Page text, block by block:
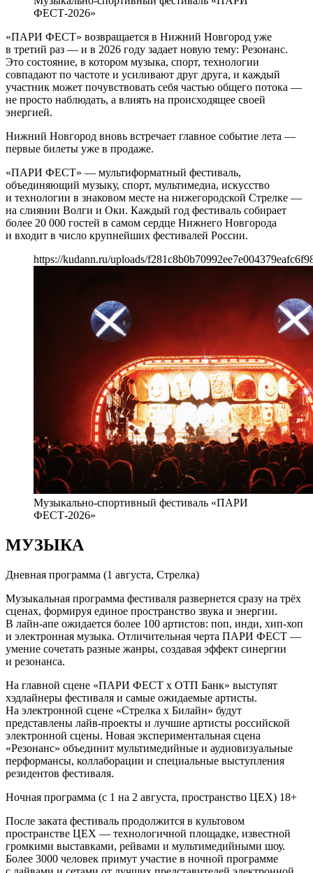
ФЕСТ-2026»
«ПАРИ ФЕСТ» возвращается в Нижний Новгород уже
в третий раз — и в 2026 году задает новую тему: Резонанс.
Это состояние, в котором музыка, спорт, технологии
совпадают по частоте и усиливают друг друга, и каждый
участник может почувствовать себя частью общего потока —
не просто наблюдать, а влиять на происходящее своей
энергией.
Нижний Новгород вновь встречает главное событие лета —
первые билеты уже в продаже.
«ПАРИ ФЕСТ» — мультиформатный фестиваль,
объединяющий музыку, спорт, мультимедиа, искусство
и технологии в знаковом месте на нижегородской Стрелке —
на слиянии Волги и Оки. Каждый год фестиваль собирает
более 20 000 гостей в самом сердце Нижнего Новгорода
и входит в число крупнейших фестивалей России.
https://kudann.ru/uploads/
Музыкально-спортивный фестиваль «ПАРИ
ФЕСТ-2026»
МУЗЫКА
Дневная программа (1 августа, Стрелка)
Музыкальная программа фестиваля развернется сразу на трёх
сценах, формируя единое пространство звука и энергии.
В лайн-апе ожидается более 100 артистов: поп, инди, хип-хоп
и электронная музыка. Отличительная черта ПАРИ ФЕСТ —
умение сочетать разные жанры, создавая эффект синергии
и резонанса.
На главной сцене «ПАРИ ФЕСТ х ОТП Банк» выступят
хэдлайнеры фестиваля и самые ожидаемые артисты.
На электронной сцене «Стрелка х Билайн» будут
представлены лайв-проекты и лучшие артисты российской
электронной сцены. Новая экспериментальная сцена
«Резонанс» объединит мультимедийные и аудиовизуальные
перформансы, коллаборации и специальные выступления
резидентов фестиваля.
Ночная программа (с 1 на 2 августа, пространство ЦЕХ) 18+
После заката фестиваль продолжится в культовом
пространстве ЦЕХ — технологичной площадке, известной
громкими выставками, рейвами и мультимедийными шоу.
Более 3000 человек примут участие в ночной программе